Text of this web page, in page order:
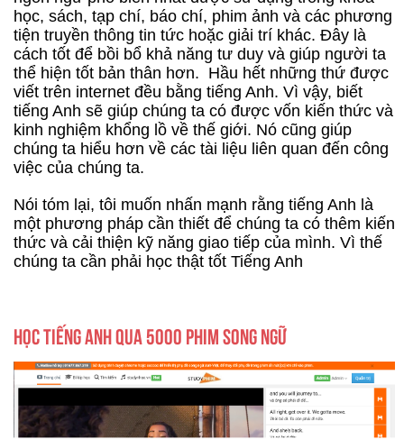
học, sách, tạp chí, báo chí, phim ảnh và các phương
tiện truyền thông tin tức hoặc giải trí khác. Đây là
cách tốt để bồi bổ khả năng tư duy và giúp người ta
thể hiện tốt bản thân hơn. Hầu hết những thứ được
viết trên internet đều bằng tiếng Anh. Vì vậy, biết
tiếng Anh sẽ giúp chúng ta có được vốn kiến thức và
kinh nghiệm khổng lồ về thế giới. Nó cũng giúp
chúng ta hiểu hơn về các tài liệu liên quan đến công
việc của chúng ta.
Nói tóm lại, tôi muốn nhấn mạnh rằng tiếng Anh là
một phương pháp cần thiết để chúng ta có thêm kiến
thức và cải thiện kỹ năng giao tiếp của mình. Vì thế
chúng ta cần phải học thật tốt Tiếng Anh
HỌC TIẾNG ANH QUA 5000 PHIM SONG NGỮ